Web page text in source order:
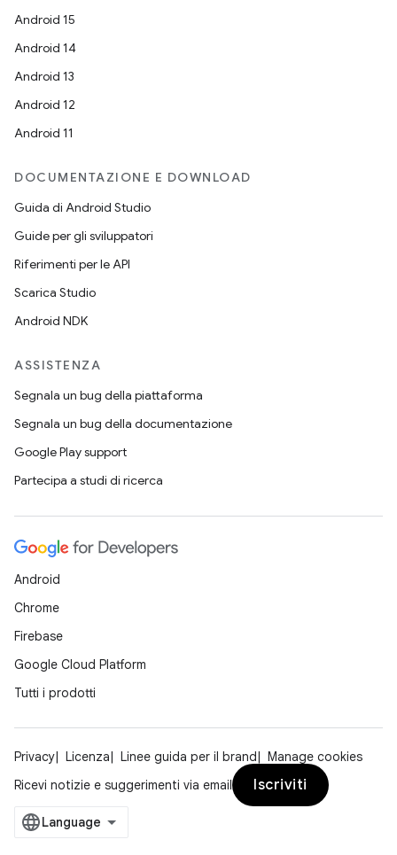
Android 15
Android 14
Android 13
Android 12
Android 11
DOCUMENTAZIONE E DOWNLOAD
Guida di Android Studio
Guide per gli sviluppatori
Riferimenti per le API
Scarica Studio
Android NDK
ASSISTENZA
Segnala un bug della piattaforma
Segnala un bug della documentazione
Google Play support
Partecipa a studi di ricerca
Android
Chrome
Firebase
Google Cloud Platform
Tutti i prodotti
Privacy Licenza Linee guida per il brand
Manage cookies
Ricevi notizie e suggerimenti via email
Iscriviti